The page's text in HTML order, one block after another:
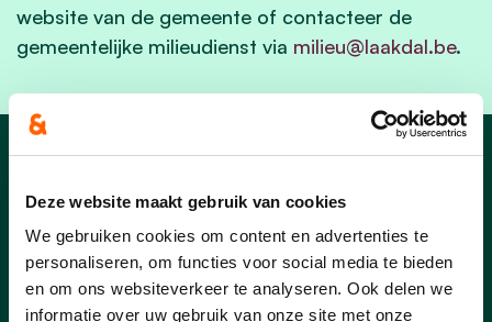
Deze website maakt gebruik van cookies
We gebruiken cookies om content en advertenties te
personaliseren, om functies voor social media te bieden
en om ons websiteverkeer te analyseren. Ook delen we
informatie over uw gebruik van onze site met onze
website van de gemeente of contacteer de
gemeentelijke milieudienst via milieu@laakdal.be.
Nieuws uit Laakdal